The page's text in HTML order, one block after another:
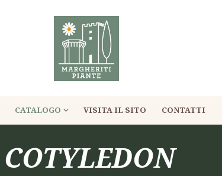
CATALOGO VISITA IL SITO CONTATTI
COTYLEDON